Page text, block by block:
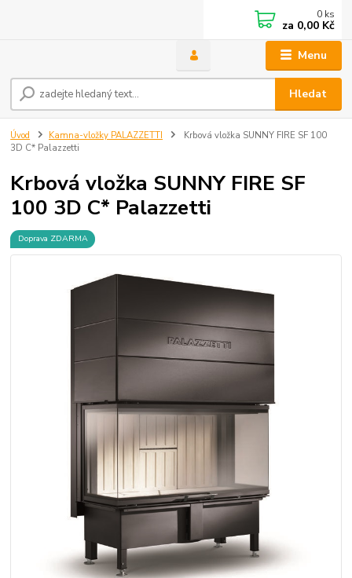
Menu
Hledat
0 ks
za 0,00 Kč
Úvod Kamna-vložky PALAZZETTI
Krbová vložka SUNNY FIRE SF 100
3D C* Palazzetti
Krbová vložka SUNNY FIRE SF
100 3D C* Palazzetti
Doprava ZDARMA